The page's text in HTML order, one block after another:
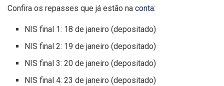
Confira os repasses que já estão na conta:
NIS final 1: 18 de janeiro (depositado)
NIS final 2: 19 de janeiro (depositado)
NIS final 3: 20 de janeiro (depositado)
NIS final 4: 23 de janeiro (depositado)